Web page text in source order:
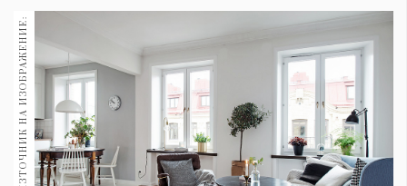
Книги
30+ 1970
Гурме 1710
Пътувай
ИЗТОЧНИК НА ИЗОБРАЖЕНИЕ: